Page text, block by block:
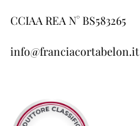
CCIAA REA N° BS583265
info@franciacortabelon.it